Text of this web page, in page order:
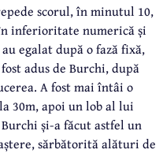
scorul, în minutul 10,
inferioritate numerică și
egalat după o fază fixă,
adus de Burchi, după
A fost mai întâi o
30m, apoi un lob al lui
și-a făcut astfel un
sărbătorită alături de